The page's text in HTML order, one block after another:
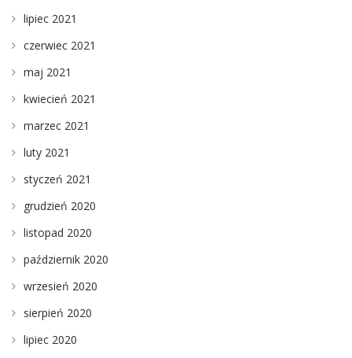
lipiec 2021
czerwiec 2021
maj 2021
kwiecień 2021
marzec 2021
luty 2021
styczeń 2021
grudzień 2020
listopad 2020
październik 2020
wrzesień 2020
sierpień 2020
lipiec 2020